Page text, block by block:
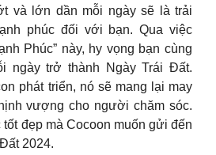
và lớn dần mỗi ngày sẽ là trải
phúc đối với bạn. Qua việc
Phúc” này, hy vọng bạn cùng
ngày trở thành Ngày Trái Đất.
phát triển, nó sẽ mang lại may
vượng cho người chăm sóc.
đẹp mà Cocoon muốn gửi đến
2024.